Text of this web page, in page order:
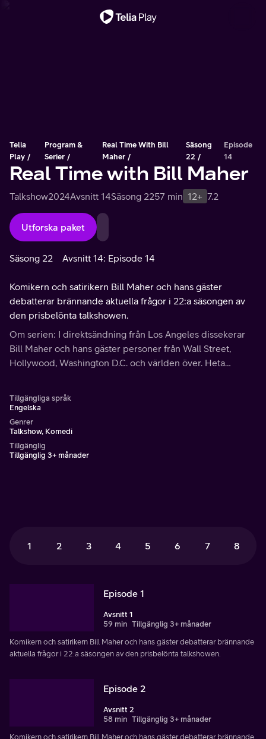
Telia
Play
Program &
Serier
Real Time With Bill
Maher
Säsong
22
Episode
14
Real Time with Bill Maher
Talkshow2024Avsnitt 14Säsong 2257 min 12+ 7.2
Utforska paket
Säsong 22 Avsnitt 14: Episode 14
Komikern och satirikern Bill Maher och hans gäster
debatterar brännande aktuella frågor i 22:a säsongen av
den prisbelönta talkshowen.
Om serien: I direktsändning från Los Angeles dissekerar
Bill Maher och hans gäster personer från Wall Street,
Hollywood, Washington D.C. och världen över. Heta
Tillgängliga språk
Engelska
Genrer
Talkshow, Komedi
Tillgänglig
Tillgänglig 3+ månader
1 2 3 4 5 6 7 8
Episode 1
Avsnitt 1
59 min Tillgänglig 3+ månader
Komikern och satirikern Bill Maher och hans gäster debatterar brännande
aktuella frågor i 22:a säsongen av den prisbelönta talkshowen.
Episode 2
Avsnitt 2
58 min Tillgänglig 3+ månader
Komikern och satirikern Bill Maher och hans gäster debatterar brännande